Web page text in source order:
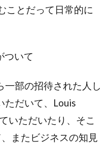
ことだって日常的に
ついて
一部の招待された人し
ただいて、Louis
いただいたり、そこ
またビジネスの知見